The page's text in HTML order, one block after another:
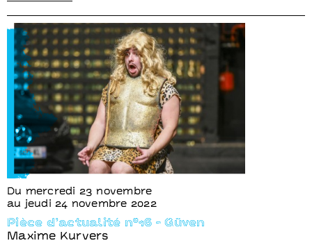
Du mercredi 23 novembre
au jeudi 24 novembre 2022
Pièce d’actualité n°16 - Güven
Maxime Kurvers